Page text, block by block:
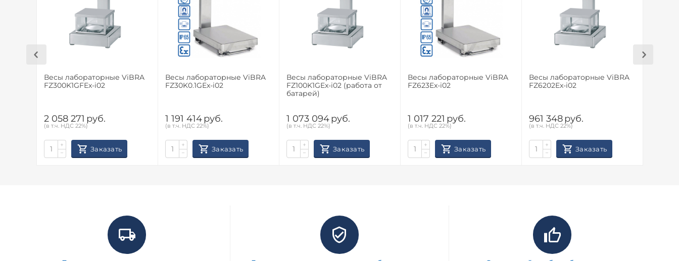
Весы лабораторные ViBRA
FZ300K1GFEx-i02
2 058 271 руб.
(в т.ч. НДС 22%)
+
−
Заказать
Весы лабораторные ViBRA
FZ30K0.1GEx-i02
1 191 414руб.
(в т.ч. НДС 22%)
+
−
Заказать
Весы лабораторные ViBRA
FZ100K1GEx-i02 (работа от
батарей)
1 073 094руб.
(в т.ч. НДС 22%)
+
−
Заказать
Весы лабораторные ViBRA
FZ623Ex-i02
1 017 221 руб.
(в т.ч. НДС 22%)
+
−
Заказать
Весы лабораторные ViBRA
FZ6202Ex-i02
961 348руб.
(в т.ч. НДС 22%)
+
−
Заказать